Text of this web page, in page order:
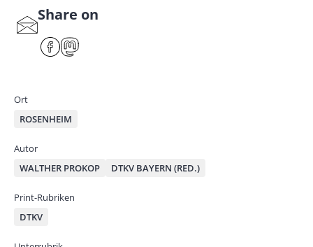
S
Share on
F
Ort
ROSENHEIM
Autor
WALTHER PROKOP
DTKV BAYERN (RED.)
Print-Rubriken
DTKV